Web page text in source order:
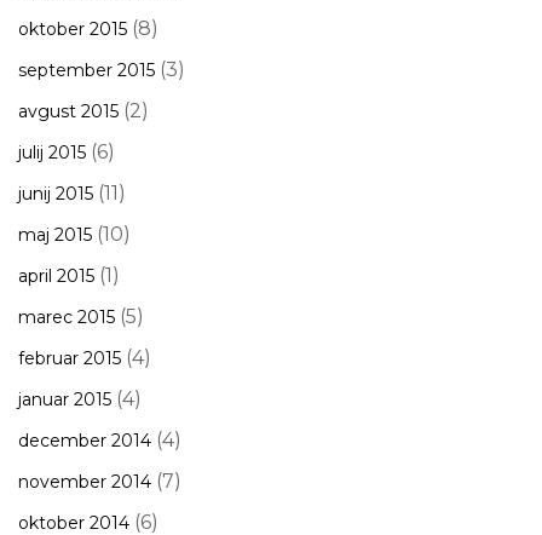
oktober 2015 (8)
september 2015 (3)
avgust 2015 (2)
julij 2015 (6)
junij 2015 (11)
maj 2015 (10)
april 2015 (1)
marec 2015 (5)
februar 2015 (4)
januar 2015 (4)
december 2014 (4)
november 2014 (7)
oktober 2014 (6)